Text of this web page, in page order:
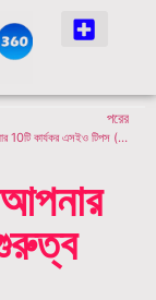
পরের
গুগল এ র‍্যাঙ্কিং বাড়ানোর 10টি কার্যকর এসইও টিপস (পূর্ণাঙ্গ গাইড 2025)